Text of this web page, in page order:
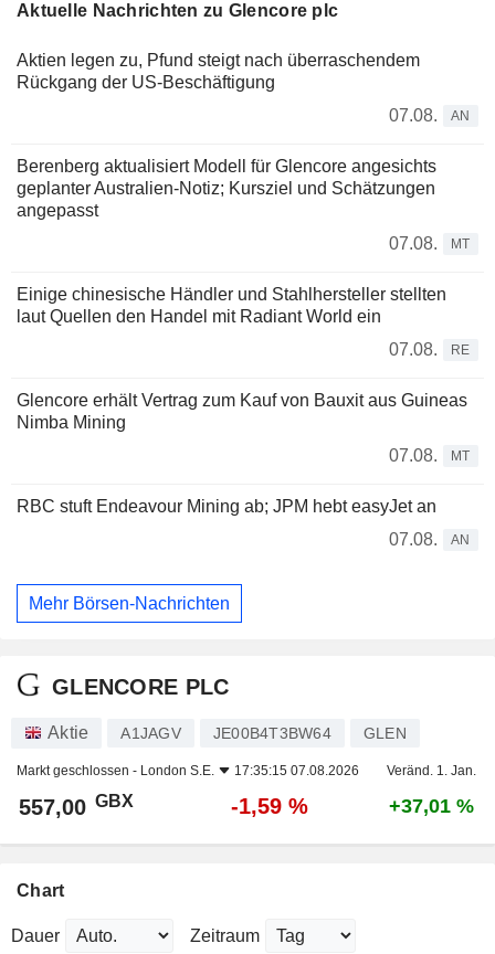
Aktuelle Nachrichten zu Glencore plc
Aktien legen zu, Pfund steigt nach überraschendem
Rückgang der US-Beschäftigung
07.08.
AN
Berenberg aktualisiert Modell für Glencore angesichts
geplanter Australien-Notiz; Kursziel und Schätzungen
angepasst
07.08.
MT
Einige chinesische Händler und Stahlhersteller stellten
laut Quellen den Handel mit Radiant World ein
07.08.
RE
Glencore erhält Vertrag zum Kauf von Bauxit aus Guineas
Nimba Mining
07.08.
MT
RBC stuft Endeavour Mining ab; JPM hebt easyJet an
07.08.
AN
Mehr Börsen-Nachrichten
GLENCORE PLC
Aktie A1JAGV JE00B4T3BW64 GLEN
Markt geschlossen - London S.E. 17:35:15 07.08.2026 Veränd. 1. Jan.
557,00 GBX -1,59 % +37,01 %
Chart
Dauer Zeitraum